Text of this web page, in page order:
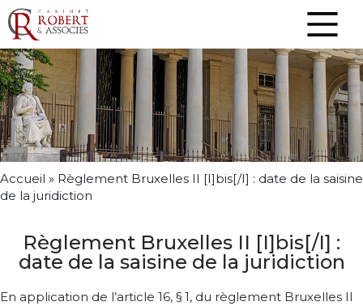
Accueil » Règlement Bruxelles II [I]bis[/I] : date de la saisine
de la juridiction
Règlement Bruxelles II [I]bis[/I] :
date de la saisine de la juridiction
En application de l’article 16, § 1, du règlement Bruxelles II